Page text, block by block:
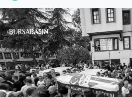
Gündem
Sağlık
Eğitim
Haber Arşivi